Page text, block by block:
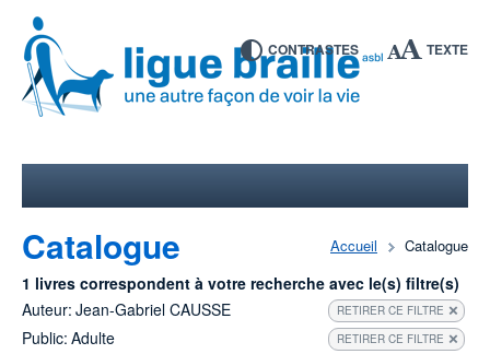
CONTRASTES TEXTE
Accueil Catalogue
Catalogue
1 livres correspondent à votre recherche avec le(s) filtre(s)
Auteur: Jean-Gabriel CAUSSE RETIRER CE FILTRE
Public: Adulte RETIRER CE FILTRE